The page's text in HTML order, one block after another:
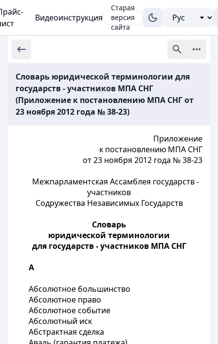
Видеоинструкция
Старая
версия
сайта
Словарь юридической терминологии для
государств - участников МПА СНГ
(Приложение к постановлению МПА СНГ от
23 ноября 2012 года № 38-23)
Приложение
к постановлению МПА СНГ
от 23 ноября 2012 года № 38-23
Межпарламентская Ассамблея государств -
участников
Содружества Независимых Государств
Словарь
юридической терминологии
для государств - участников МПА СНГ
А
Абсолютное большинство
Абсолютное право
Абсолютное событие
Абсолютный иск
Абстрактная сделка